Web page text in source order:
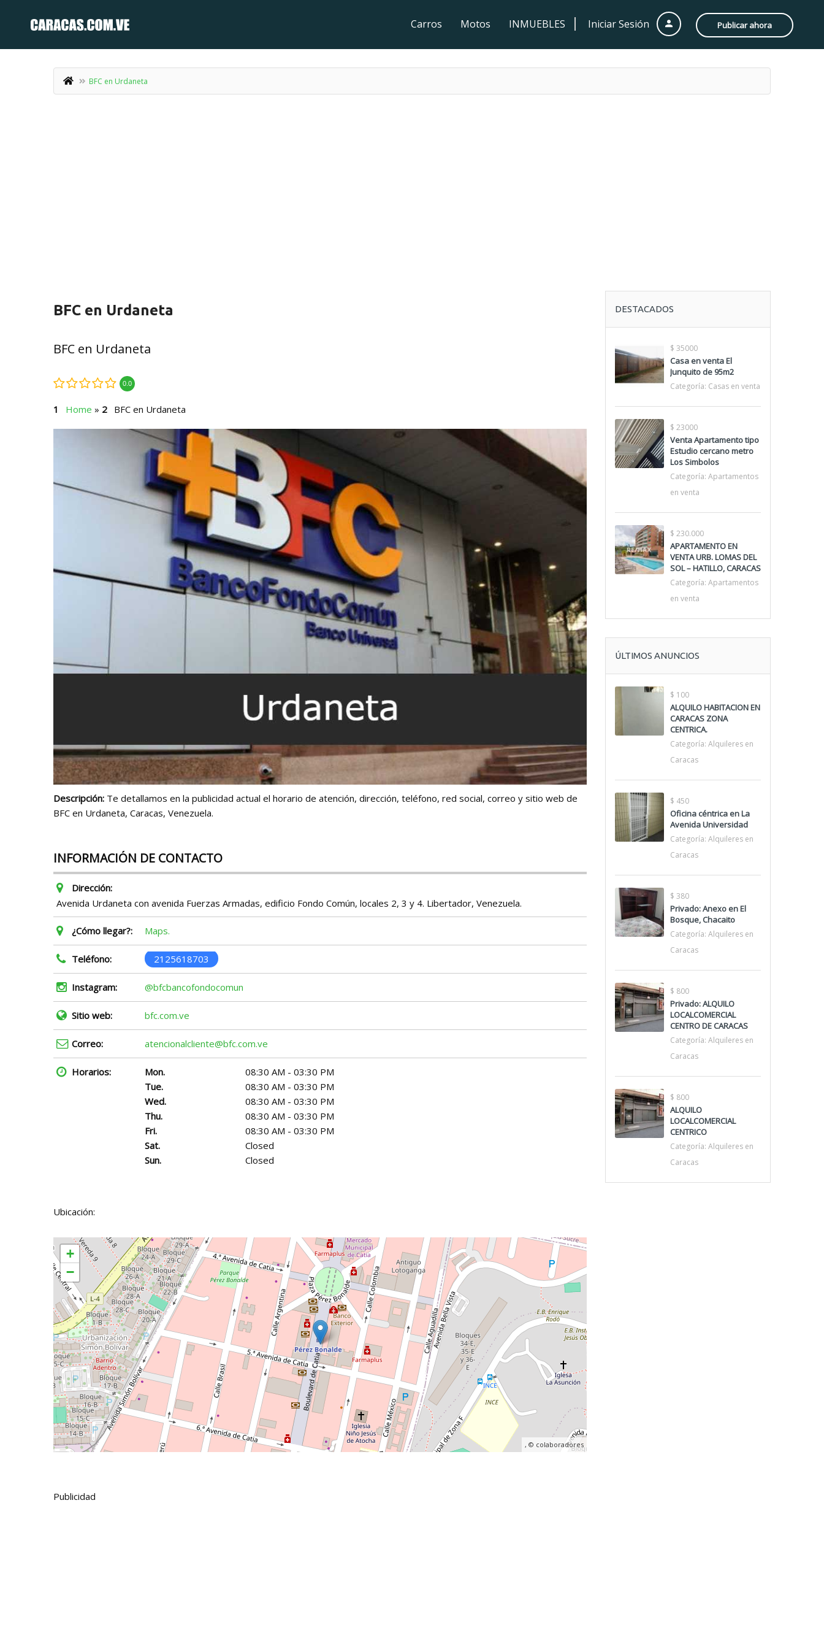
Iniciar Sesión Publicar ahora
Carros Motos INMUEBLES
BFC en Urdaneta
BFC en Urdaneta
BFC en Urdaneta
0.0
Home » BFC en Urdaneta
Descripción: Te detallamos en la publicidad actual el horario de atención, dirección, teléfono, red social, correo y sitio web de
BFC en Urdaneta, Caracas, Venezuela.
INFORMACIÓN DE CONTACTO
Dirección:
Avenida Urdaneta con avenida Fuerzas Armadas, edificio Fondo Común, locales 2, 3 y 4. Libertador, Venezuela.
¿Cómo llegar?: Maps.
Teléfono: 2125618703
Instagram: @bfcbancofondocomun
Sitio web: bfc.com.ve
Correo: atencionalcliente@bfc.com.ve
Horarios: Mon.
08:30 AM - 03:30 PM
Tue.
08:30 AM - 03:30 PM
Wed.
08:30 AM - 03:30 PM
Thu.
08:30 AM - 03:30 PM
Fri.
08:30 AM - 03:30 PM
Sat.
Closed
Sun.
Closed
Ubicación:
+
−
, © colaboradores
Publicidad
DESTACADOS
$ 35000
Casa en venta El
Junquito de 95m2
Categoría: Casas en venta
$ 23000
Venta Apartamento tipo
Estudio cercano metro
Los Simbolos
Categoría: Apartamentos
en venta
$ 230.000
APARTAMENTO EN
VENTA URB. LOMAS DEL
SOL – HATILLO, CARACAS
Categoría: Apartamentos
en venta
ÚLTIMOS ANUNCIOS
$ 100
ALQUILO HABITACION EN
CARACAS ZONA
CENTRICA.
Categoría: Alquileres en
Caracas
$ 450
Oficina céntrica en La
Avenida Universidad
Categoría: Alquileres en
Caracas
$ 380
Privado: Anexo en El
Bosque, Chacaito
Categoría: Alquileres en
Caracas
$ 800
Privado: ALQUILO
LOCALCOMERCIAL
CENTRO DE CARACAS
Categoría: Alquileres en
Caracas
$ 800
ALQUILO
LOCALCOMERCIAL
CENTRICO
Categoría: Alquileres en
Caracas